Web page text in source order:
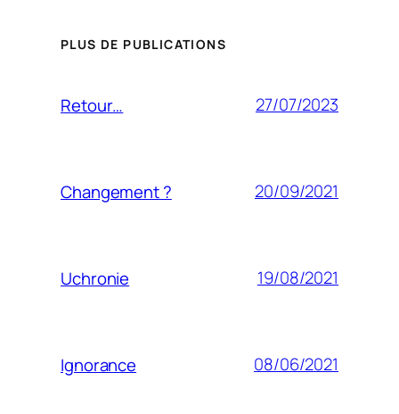
PLUS DE PUBLICATIONS
Retour… 27/07/2023
Changement ? 20/09/2021
Uchronie 19/08/2021
Ignorance 08/06/2021